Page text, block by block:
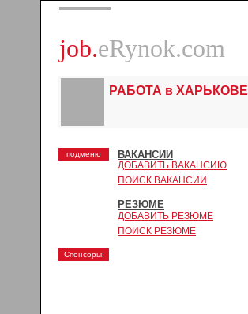
job.eRynok.com
РАБОТА в ХАРЬКОВЕ
подменю ВАКАНСИИ
ДОБАВИТЬ ВАКАНСИЮ
ПОИСК ВАКАНСИИ
РЕЗЮМЕ
ДОБАВИТЬ РЕЗЮМЕ
ПОИСК РЕЗЮМЕ
Спонсоры: